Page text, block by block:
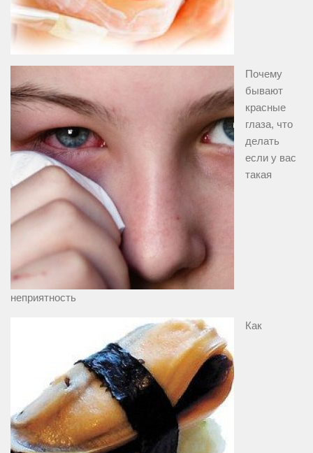
Почему
бывают
красные
глаза, что
делать
если у вас
такая
неприятность
Как